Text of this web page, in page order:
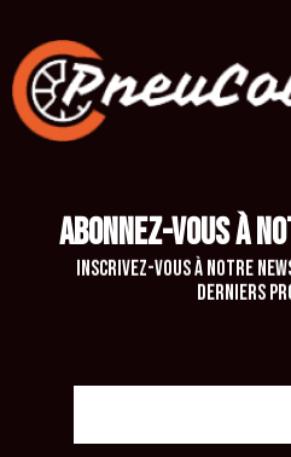
ABONNEZ-VOUS À
Inscrivez-vous à notre
derniers